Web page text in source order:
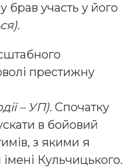
брав участь у його
.
престижну
– УП). Спочатку
в бойовий
з якими я
Кульчицького.